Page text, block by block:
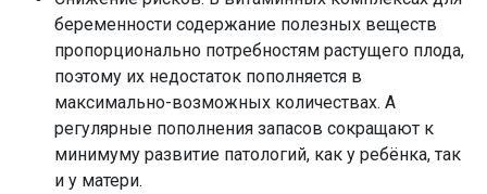
беременности содержание полезных веществ
пропорционально потребностям растущего плода,
поэтому их недостаток пополняется в
максимально-возможных количествах. А
регулярные пополнения запасов сокращают к
минимуму развитие патологий, как у ребёнка, так
и у матери.